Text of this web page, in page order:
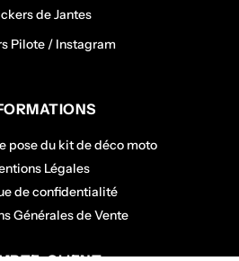
de Jantes
Pilote / Instagram
pose du kit de déco moto
Légales
de confidentialité
Générales de Vente